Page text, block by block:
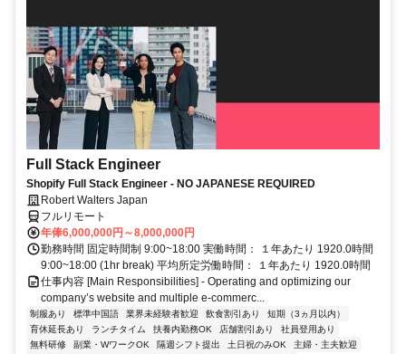
Full Stack Engineer
Shopify Full Stack Engineer - NO JAPANESE REQUIRED
Robert Walters Japan
フルリモート
年俸6,000,000円～8,000,000円
勤務時間 固定時間制 9:00~18:00 実働時間： １年あたり 1920.0時間
9:00~18:00 (1hr break) 平均所定労働時間： １年あたり 1920.0時間
仕事内容 [Main Responsibilities] - Operating and optimizing our
company’s website and multiple e-commerc...
制服あり 標準中国語 業界未経験者歓迎 飲食割引あり
短期（3ヵ月以内）
育休延長あり
ランチタイム 扶養内勤務OK 店舗割引あり
社員登用あり
無料研修
副業・WワークOK 隔週シフト提出 土日祝のみOK
主婦・主夫歓迎